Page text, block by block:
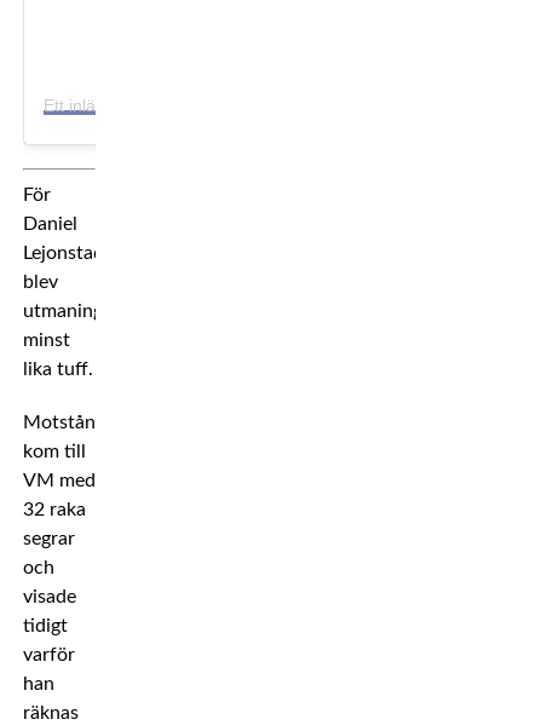
För
Daniel
Lejonstad
blev
utmaningen
minst
lika tuff.
Motståndaren
kom till
VM med
32 raka
segrar
och
visade
tidigt
varför
han
räknas